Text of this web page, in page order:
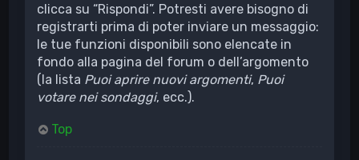
clicca su “Rispondi”. Potresti avere bisogno di
registrarti prima di poter inviare un messaggio:
le tue funzioni disponibili sono elencate in
fondo alla pagina del forum o dell’argomento
(la lista Puoi aprire nuovi argomenti, Puoi
votare nei sondaggi, ecc.).
Top